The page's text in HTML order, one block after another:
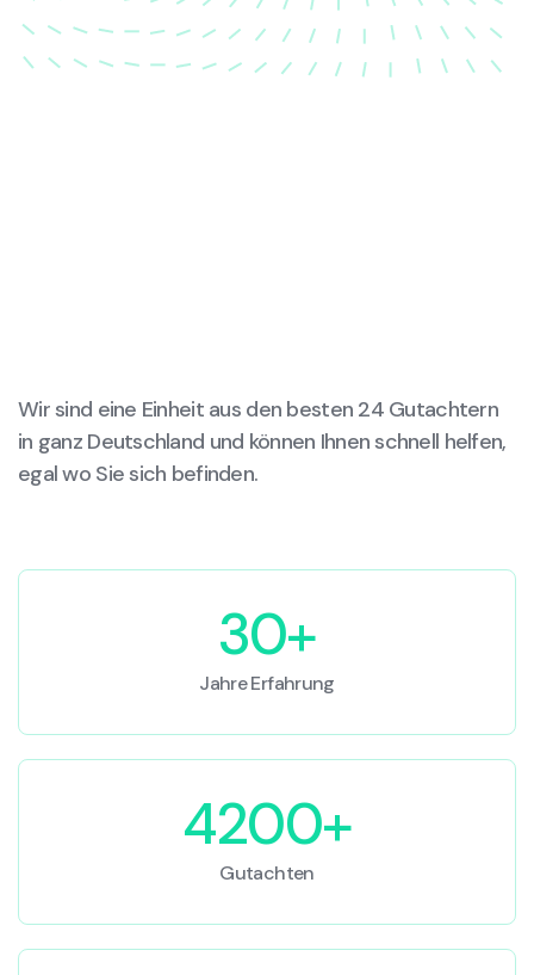
Wir sind eine Einheit aus den besten 24 Gutachtern
in ganz Deutschland und können Ihnen schnell helfen,
egal wo Sie sich befinden.
30+
Jahre Erfahrung
4200+
Gutachten